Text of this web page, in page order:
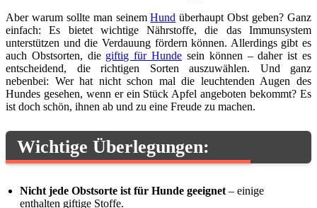
Aber warum sollte man seinemHund überhaupt Obst geben? Ganz
einfach: Es bietet wichtige Nährstoffe, die das Immunsystem
unterstützen und die Verdauung fördern können. Allerdings gibt es
auch Obstsorten, die giftig für Hunde sein können – daher ist es
entscheidend, die richtigen Sorten auszuwählen. Und ganz
nebenbei: Wer hat nicht schon mal die leuchtenden Augen des
Hundes gesehen, wenn er ein Stück Apfel angeboten bekommt? Es
ist doch schön, ihnen ab und zu eine Freude zu machen.
Wichtige Überlegungen:
Nicht jede Obstsorte ist für Hunde geeignet– einige
enthalten giftige Stoffe.